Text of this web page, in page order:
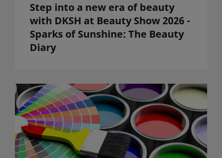
Step into a new era of beauty
with DKSH at Beauty Show 2026 -
Sparks of Sunshine: The Beauty
Diary